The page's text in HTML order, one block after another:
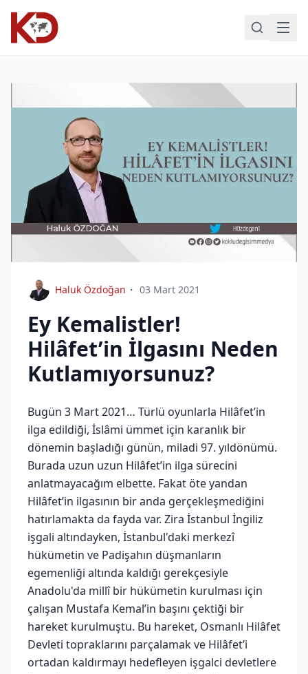
Haluk Özdoğan 03 Mart 2021
Ey Kemalistler!
Hilâfet’in İlgasını Neden
Kutlamıyorsunuz?
Bugün 3 Mart 2021… Türlü oyunlarla Hilâfet’in
ilga edildiği, İslâmi ümmet için karanlık bir
dönemin başladığı günün, miladi 97. yıldönümü.
Burada uzun uzun Hilâfet’in ilga sürecini
anlatmayacağım elbette. Fakat öte yandan
Hilâfet’in ilgasının bir anda gerçekleşmediğini
hatırlamakta da fayda var. Zira İstanbul İngiliz
işgali altındayken, İstanbul'daki merkezî
hükümetin ve Padişahın düşmanların
egemenliği altında kaldığı gerekçesiyle
Anadolu'da millî bir hükümetin kurulması için
çalışan Mustafa Kemal’in başını çektiği bir
hareket kurulmuştu. Bu hareket, Osmanlı Hilâfet
Devleti topraklarını parçalamak ve Hilâfet’i
ortadan kaldırmayı hedefleyen işgalci devletlere